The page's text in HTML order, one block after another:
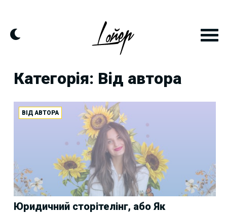
content
Категорія: Від автора
ВІД АВТОРА
Юридичний сторітелінг, або Як